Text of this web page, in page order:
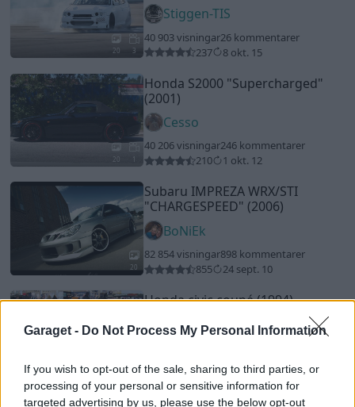
Garaget - Do Not Process My Personal Information
If you wish to opt-out of the sale, sharing to third parties, or
processing of your personal or sensitive information for
targeted advertising by us, please use the below opt-out
20 3
Stiggen-TIS
40 903 visningar26 kommentarer
237
8 okt. 15
20 1
Honda S2000 "Supercharged"
(2001)
Cesso
40 206 visningar246 kommentarer
210
1 okt. 12
20
Subaru IMPREZA WRX/STI
"CHARGESPEED" (2006)
BoNiEk
82 854 visningar898 kommentarer
855
24 sept. 10
12
Honda civic coupé (1994)
staveen
202
22 dec. 21